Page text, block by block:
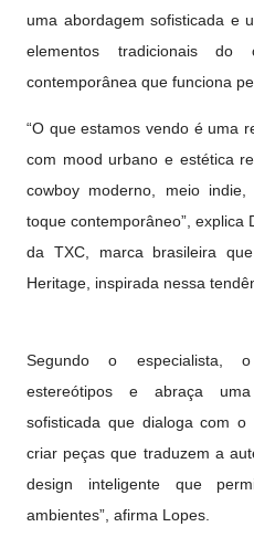
uma abordagem sofisticada e
elementos tradicionais
contemporânea que funciona
“O que estamos vendo é uma
com mood urbano e estética
cowboy moderno, meio
toque contemporâneo”, explica
da TXC, marca brasileira
Heritage, inspirada nessa
Segundo o especialista,
estereótipos e abraça
sofisticada que dialoga com
criar peças que traduzem a
design inteligente que
ambientes”, afirma Lopes.